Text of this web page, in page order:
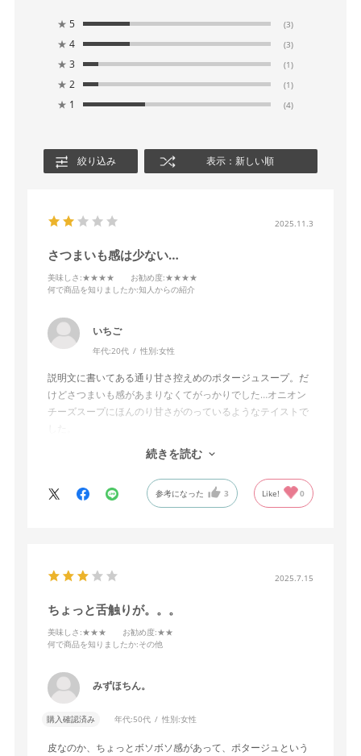
★ 5 (3)
★ 4 (3)
★ 3 (1)
★ 2 (1)
★ 1 (4)
絞り込み 表示：新しい順
2025.11.3
さつまいも感は少ない…
美味しさ :★★★★ お勧め度:★★★★
何で商品を知りましたか:知人からの紹介
いちご
年代:20代 性別:女性
説明文に書いてある通り甘さ控えめのポタージュスープ。だ
けどさつまいも感があまりなくてがっかりでした…オニオン
チーズスープにほんのり甘さがのっているようなテイストで
個人的にはさつまいもポタージュスープといえば、甘さ控え
めとはいえどさつまいもの味がしっかりするものだと思って
いたので期待していた分評価は低いですが、
甘めのチーズスープと言われたら納得する。
続きを読む
参考になった 3 Like! 0
2025.7.15
ちょっと舌触りが。。。
美味しさ :★★★ お勧め度:★★
何で商品を知りましたか:その他
みずほちん。
購入確認済み 年代:50代 性別:女性
皮なのか、ちょっとボソボソ感があって、ポタージュという